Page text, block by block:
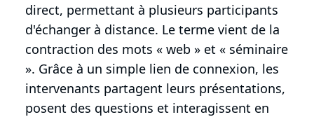
direct, permettant à plusieurs participants
d'échanger à distance. Le terme vient de la
contraction des mots « web » et « séminaire
». Grâce à un simple lien de connexion, les
intervenants partagent leurs présentations,
posent des questions et interagissent en